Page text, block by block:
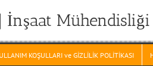
İnşaat Mühendisliği
KOŞULLARI ve GİZLİLİK POLİTİKASI